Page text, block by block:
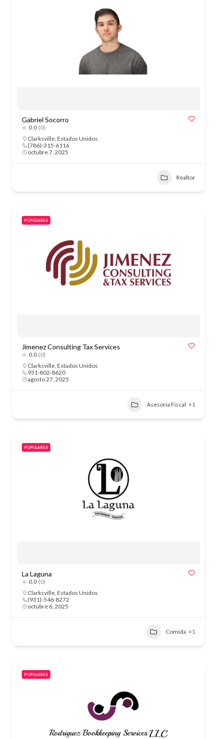
Gabriel Socorro
0.0 (0)
Clarksville, Estados Unidos
(786)-315-6116
octubre 7, 2025
Realtor
POPULARES
Jimenez Consulting Tax Services
0.0 (0)
Clarksville, Estados Unidos
931-802-8620
agosto 27, 2025
Asesoria Fiscal +1
POPULARES
La Laguna
0.0 (0)
Clarksville, Estados Unidos
(931)-546-8272
octubre 6, 2025
Comida +1
POPULARES